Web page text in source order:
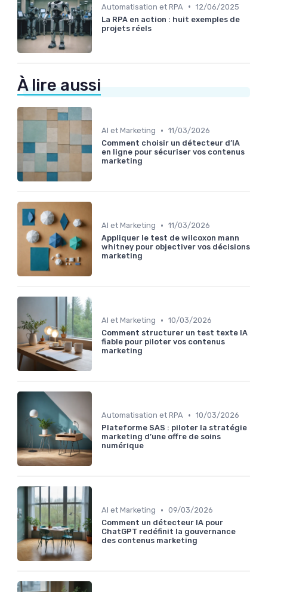
Automatisation et RPA • 12/06/2025
La RPA en action : huit exemples de
projets réels
À lire aussi
AI et Marketing • 11/03/2026
Comment choisir un détecteur d’IA
en ligne pour sécuriser vos contenus
marketing
AI et Marketing • 11/03/2026
Appliquer le test de wilcoxon mann
whitney pour objectiver vos décisions
marketing
AI et Marketing • 10/03/2026
Comment structurer un test texte IA
fiable pour piloter vos contenus
marketing
Automatisation et RPA • 10/03/2026
Plateforme SAS : piloter la stratégie
marketing d’une offre de soins
numérique
AI et Marketing • 09/03/2026
Comment un détecteur IA pour
ChatGPT redéfinit la gouvernance
des contenus marketing